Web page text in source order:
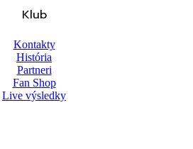
Klub
Kontakty
História
Partneri
Fan Shop
Live výsledky